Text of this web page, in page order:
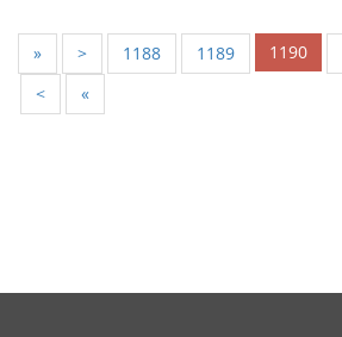
« < 1188 1189 1190
>
»